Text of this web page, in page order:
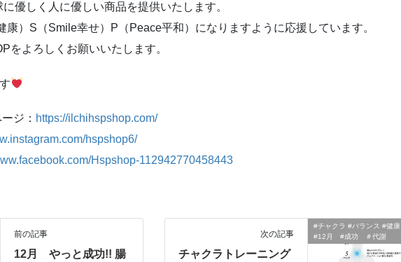
優しく人に優しい商品を提供いたします。
康）S（Smile幸せ）P（Peace平和）になりますように応援しています。
をよろしくお願いいたします。
ジ： https://ilchihspshop.com/
hspshop6/
Hspshop-112942770458443
前の記事
12月 やっと成功!! 腸
#チャクラ #バランス #健康
#12月 #成功 ＃代謝
次の記事
チャクラトレーニング